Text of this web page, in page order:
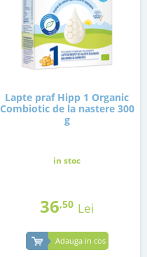
Lapte praf Hipp 1 Organic
Combiotic de la nastere 300
g
in stoc
36,50 Lei
Adauga in cos